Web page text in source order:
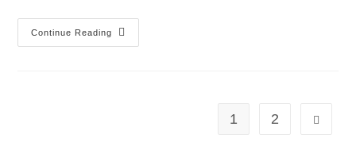
Continue Reading
1 2